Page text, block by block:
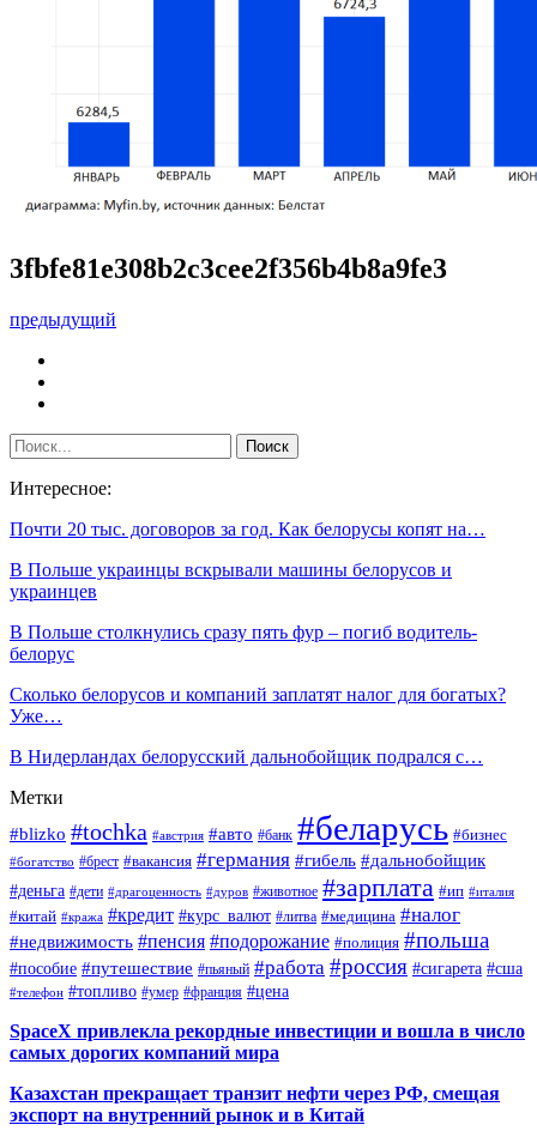
3fbfe81e308b2c3cee2f356b4b8a9fe3
предыдущий
Интересное:
Почти 20 тыс. договоров за год. Как белорусы копят на…
В Польше украинцы вскрывали машины белорусов и
украинцев
В Польше столкнулись сразу пять фур – погиб водитель-
белорус
Сколько белорусов и компаний заплатят налог для богатых?
Уже…
В Нидерландах белорусский дальнобойщик подрался с…
Метки
#blizko #tochka #австрия #авто #банк #беларусь #бизнес
#богатство #брест #вакансия #германия #гибель #дальнобойщик
#деньга #дети #драгоценность #дуров #животное #зарплата #ип #италия
#китай #кража #кредит #курс_валют #литва #медицина #налог
#недвижимость #пенсия #подорожание #полиция #польша
#пособие #путешествие #пьяный #работа #россия #сигарета #сша
#телефон #топливо #умер #франция #цена
SpaceX привлекла рекордные инвестиции и вошла в число
самых дорогих компаний мира
Казахстан прекращает транзит нефти через РФ, смещая
экспорт на внутренний рынок и в Китай